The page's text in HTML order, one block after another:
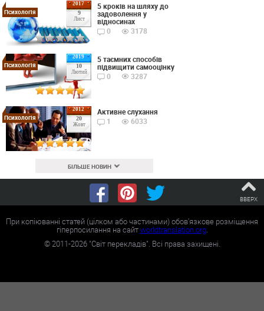
2017
9
Лист
Психологія
5 кроків на шляху до
задоволення у
відносинах
0
3178
2019
10
Лютий
Психологія
5 таємних способів
підвищити самооцінку
0
3287
2012
20
Жовт
Психологія
Активне слухання
1
6033
БІЛЬШЕ НОВИН
ВВЕРХ
При копіюванні статей (цілком або частинами) обов'язкове розміщення
гіперпосилання на сайтworldtranslation.org.
©2011-2026"Світ перекладів". Всі права захищені.